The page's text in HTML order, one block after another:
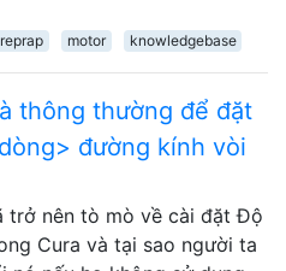
reprap motor knowledgebase
thông thường để đặt
đường kính vòi
trở nên tò mò về cài đặt Độ
Cura và tại sao người ta